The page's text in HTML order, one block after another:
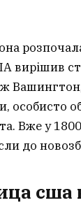
вирішив
особисто
Вже у
до
сша